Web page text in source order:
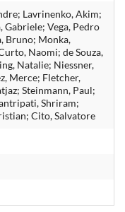
Lavrinenko, Akim;
Gabriele; Vega, Pedro
Bruno; Monka,
Naomi; de Souza,
Natalie; Niessner,
Merce; Fletcher,
Steinmann, Paul;
Shriram;
Cito, Salvatore